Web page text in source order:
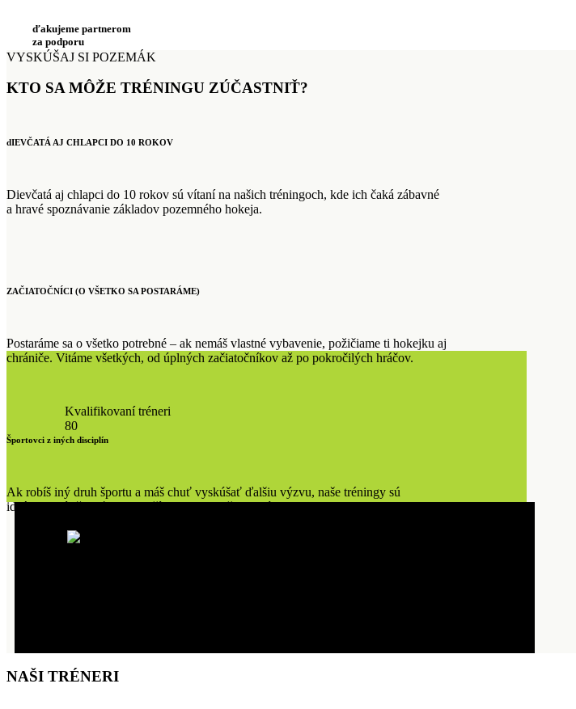
ďakujeme partnerom
za podporu
VYSKÚŠAJ SI POZEMÁK
KTO SA MÔŽE TRÉNINGU ZÚČASTNIŤ?
dIEVČATÁ AJ CHLAPCI DO 10 ROKOV
Dievčatá aj chlapci do 10 rokov sú vítaní na našich tréningoch, kde ich čaká zábavné
a hravé spoznávanie základov pozemného hokeja.
ZAČIATOČNÍCI (O VŠETKO SA POSTARÁME)
Postaráme sa o všetko potrebné – ak nemáš vlastné vybavenie, požičiame ti hokejku aj
chrániče. Vitáme všetkých, od úplných začiatočníkov až po pokročilých hráčov.
Športovci z iných disciplín
Ak robíš iný druh športu a máš chuť vyskúšať ďalšiu výzvu, naše tréningy sú
ideálnou príležitosťou na rozšírenie tvojich športových horizontov.
Kvalifikovaní tréneri
80
NAŠI TRÉNERI